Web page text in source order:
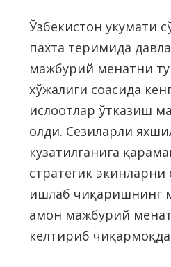
Ўзбекистон ҳукумати
пахта теримида
мажбурий меҳнатни
хўжалиги соҳасида
ислоҳотлар ўтказиш
олди. Сезиларли
кузатилганига
стратегик
ишлаб чиқаришнинг
ҳамон мажбурий
келтириб